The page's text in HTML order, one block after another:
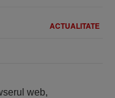
ACTUALITATE
web,